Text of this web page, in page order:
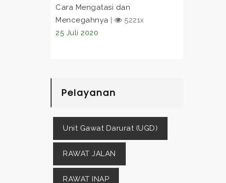
Cara Mengatasi dan
Mencegahnya
5221x
25 Juli 2020
Pelayanan
Unit Gawat Darurat (UGD)
RAWAT JALAN
RAWAT INAP